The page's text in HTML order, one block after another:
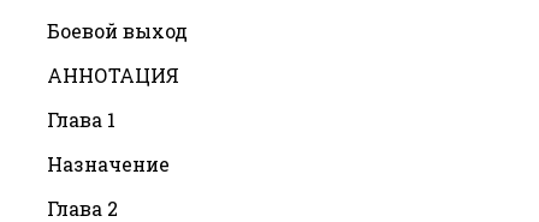
Боевой выход
АННОТАЦИЯ
Глава 1
Назначение
Глава 2